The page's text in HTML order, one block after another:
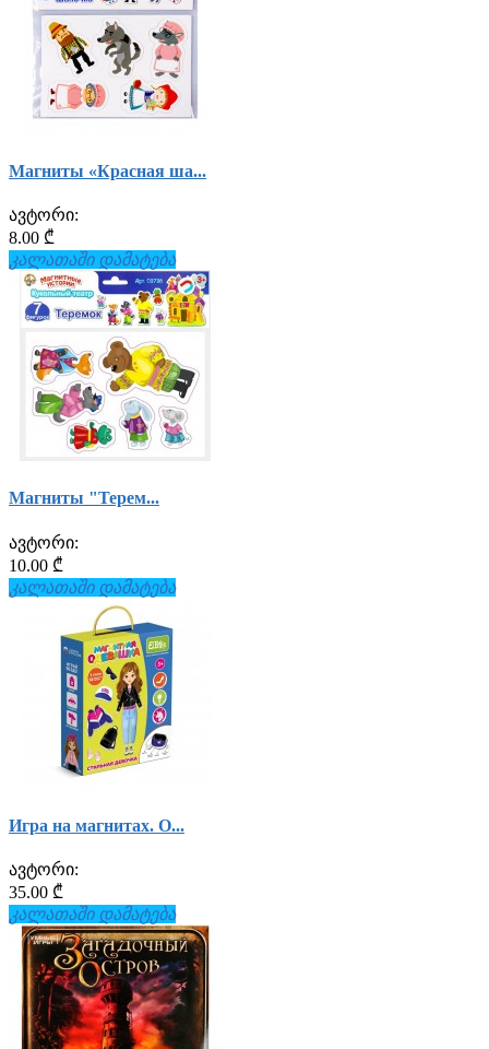
Магниты «Красная ша...
ავტორი:
8.00 ₾
კალათაში დამატება
Магниты "Терем...
ავტორი:
10.00 ₾
კალათაში დამატება
Игра на магнитах. О...
ავტორი:
35.00 ₾
კალათაში დამატება